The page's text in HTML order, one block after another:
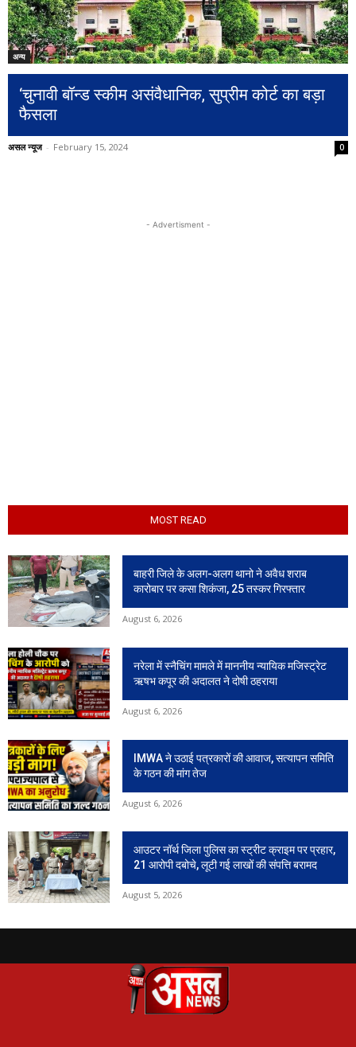
अन्य
‘चुनावी बॉन्ड स्कीम असंवैधानिक, सुप्रीम कोर्ट का बड़ा
फैसला
असल न्यूज - February 15, 2024 0
- Advertisment -
MOST READ
बाहरी जिले के अलग-अलग थानो ने अवैध शराब
कारोबार पर कसा शिकंजा, 25 तस्कर गिरफ्तार
August 6, 2026
नरेला में स्नैचिंग मामले में माननीय न्यायिक मजिस्ट्रेट
ऋषभ कपूर की अदालत ने दोषी ठहराया
August 6, 2026
IMWA ने उठाई पत्रकारों की आवाज, सत्यापन समिति
के गठन की मांग तेज
August 6, 2026
आउटर नॉर्थ जिला पुलिस का स्ट्रीट क्राइम पर प्रहार,
21 आरोपी दबोचे, लूटी गई लाखों की संपत्ति बरामद
August 5, 2026